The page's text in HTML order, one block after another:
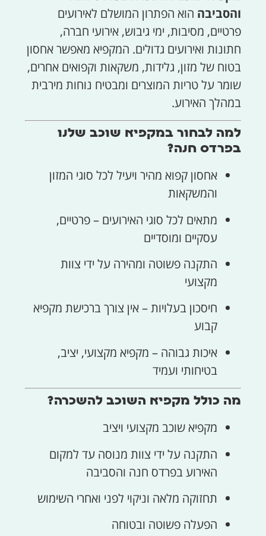
והסביבה הוא הפתרון המושלם לאירועים
פרטיים, מסיבות, ימי גיבוש, אירועי חברה,
חתונות ואירועים גדולים. המקפיא מאפשר אחסון
בטוח של מזון, גלידות, משקאות וקפואים אחרים,
שומר על טריות המוצרים ומבטיח נוחות מירבית
במהלך האירוע.
למה לבחור במקפיא שוכב שלנו
בפרדס חנה?
אחסון קפוא מהיר ויעיל לכל סוגי המזון
והמשקאות
מתאים לכל סוגי האירועים – פרטיים,
עסקיים ומוסדיים
התקנה פשוטה ומהירה על ידי צוות
מקצועי
חיסכון בעלויות – אין צורך ברכישת מקפיא
קבוע
איכות גבוהה – מקפיא מקצועי, יציב,
בטיחותי ועמיד
מה כולל מקפיא השוכב להשכרה?
מקפיא שוכב מקצועי ויציב
התקנה על ידי צוות מנוסה עד למקום
האירוע בפרדס חנה והסביבה
תחזוקה מלאה וניקוי לפני ואחרי השימוש
הפעלה פשוטה ובטוחה